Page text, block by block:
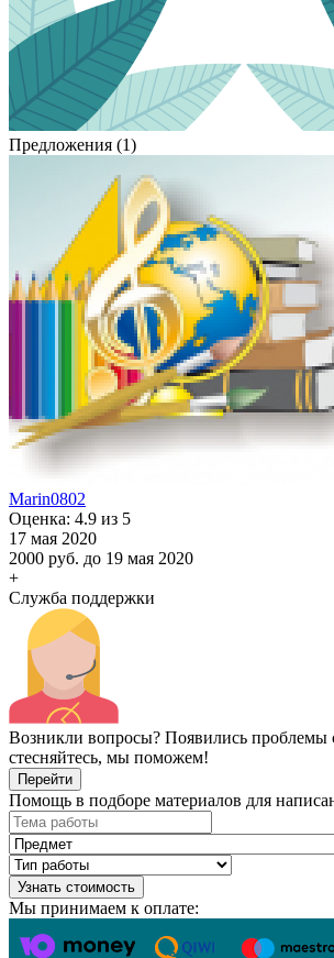
Предложения (1)
Marin0802
Оценка: 4.9 из 5
17 мая 2020
2000 руб. до 19 мая 2020
+
Служба поддержки
Возникли вопросы? Появились проблемы
стесняйтесь, мы поможем!
Перейти
Помощь в подборе материалов для
Узнать стоимость
Мы принимаем к оплате: